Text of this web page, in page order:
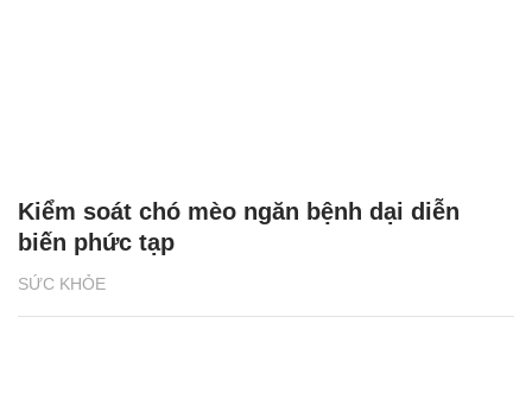
SỨC KHỎE
Kiểm soát chó mèo ngăn bệnh dại diễn
biến phức tạp